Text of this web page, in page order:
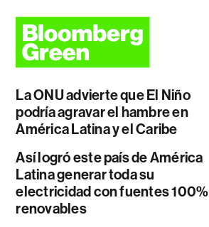
La ONU advierte que El Niño
podría agravar el hambre en
América Latina y el Caribe
Así logró este país de América
Latina generar toda su
electricidad con fuentes 100%
renovables